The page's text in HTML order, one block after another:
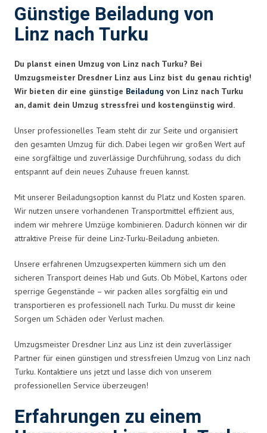
Günstige Beiladung von
Linz nach Turku
Du planst einen Umzug von Linz nach Turku? Bei
Umzugsmeister Dresdner Linz aus Linz bist du genau richtig!
Wir bieten dir eine günstige Beiladung von Linz nach Turku
an, damit dein Umzug stressfrei und kostengünstig wird.
Unser professionelles Team steht dir zur Seite und organisiert
den gesamten Umzug für dich. Dabei legen wir großen Wert auf
eine sorgfältige und zuverlässige Durchführung, sodass du dich
entspannt auf dein neues Zuhause freuen kannst.
Mit unserer Beiladungsoption kannst du Platz und Kosten sparen.
Wir nutzen unsere vorhandenen Transportmittel effizient aus,
indem wir mehrere Umzüge kombinieren. Dadurch können wir dir
attraktive Preise für deine Linz-Turku-Beiladung anbieten.
Unsere erfahrenen Umzugsexperten kümmern sich um den
sicheren Transport deines Hab und Guts. Ob Möbel, Kartons oder
sperrige Gegenstände – wir packen alles sorgfältig ein und
transportieren es professionell nach Turku. Du musst dir keine
Sorgen um Schäden oder Verlust machen.
Umzugsmeister Dresdner Linz aus Linz ist dein zuverlässiger
Partner für einen günstigen und stressfreien Umzug von Linz nach
Turku. Kontaktiere uns jetzt und lasse dich von unserem
professionellen Service überzeugen!
Erfahrungen zu einem